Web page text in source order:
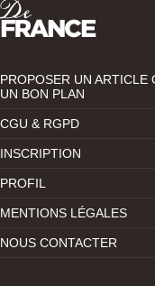
PROPOSER UN ARTICLE
UN BON PLAN
CGU & RGPD
INSCRIPTION
PROFIL
MENTIONS LÉGALES
NOUS CONTACTER